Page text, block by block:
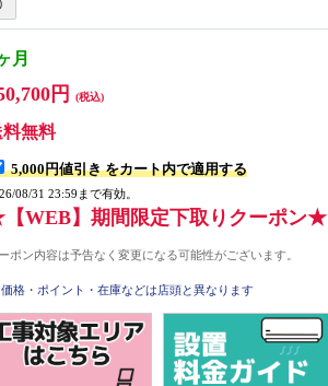
月
円 (税込)
料無料
5,000円値引きをカート内で適用する
08/31 23:59まで有効。
WEB】期間限定下取りクーポン★
ポン内容は予告なく変更になる可能性がございます。
価格・ポイント・在庫などは店頭と異なります